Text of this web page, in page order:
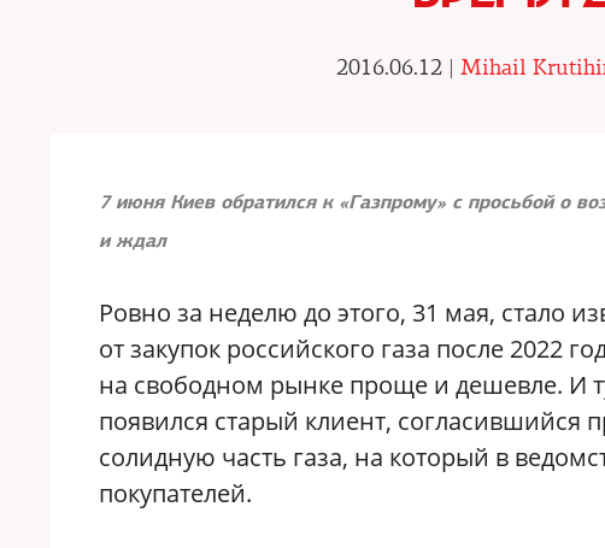
2016.06.12 | Mihail
7 июня Киев обратился к «Газпрому» с просьбой о
и ждал
Ровно за неделю до этого, 31 мая, стало
от закупок российского газа после 2022
на свободном рынке проще и дешевле. И
появился старый клиент, согласившийся
солидную часть газа, на который в
покупателей.